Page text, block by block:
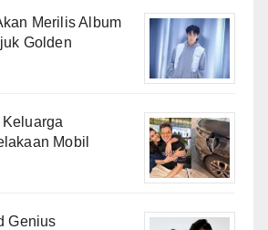
Merilis Album
Golden
Mobil
Genius